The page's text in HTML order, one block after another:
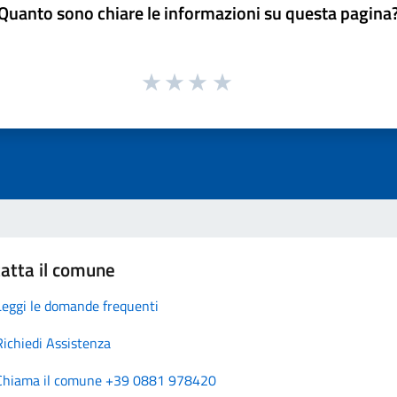
sono chiare le informazioni su questa
il comune
le domande frequenti
Assistenza
il comune +39 0881 978420